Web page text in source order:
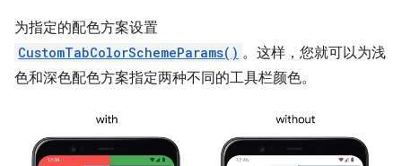
为指定的配色方案设置
CustomTabColorSchemeParams() 。这样，您就可以为浅
色和深色配色方案指定两种不同的工具栏颜色。